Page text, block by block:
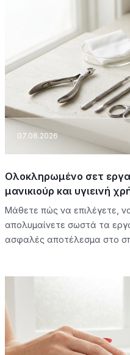
07.08.2026
Ολοκληρωμένο σετ
μανικιούρ και υγιεινή
Μάθετε πώς να επιλέγετε,
απολυμαίνετε σωστά τα
ασφαλές αποτέλεσμα στο